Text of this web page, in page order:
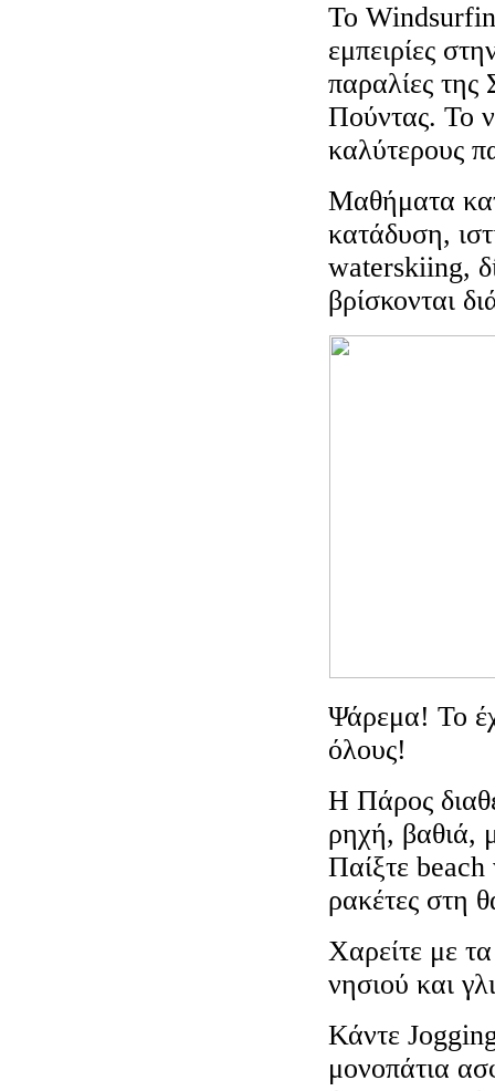
Το
εμπειρίες
παραλίες
Πούντας. Το
καλύτερους
Μαθήματα
κατάδυση,
waterskiing,
βρίσκονται
Ψάρεμα! Το
όλους!
Η Πάρος
ρηχή, βαθιά,
Παίξτε
ρακέτες στη
Χαρείτε με τα
νησιού και
Κάντε
μονοπάτια